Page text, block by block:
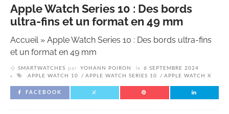
Apple Watch Series 10 : Des bords
ultra-fins et un format en 49 mm
Accueil» Apple Watch Series 10 : Des bords ultra-fins
et un format en 49 mm
SMARTWATCHES par YOHANN POIRON le
6 SEPTEMBRE 2024
APPLE WATCH 10
APPLE WATCH SERIES 10 APPLE WATCH X
FACEBOOK